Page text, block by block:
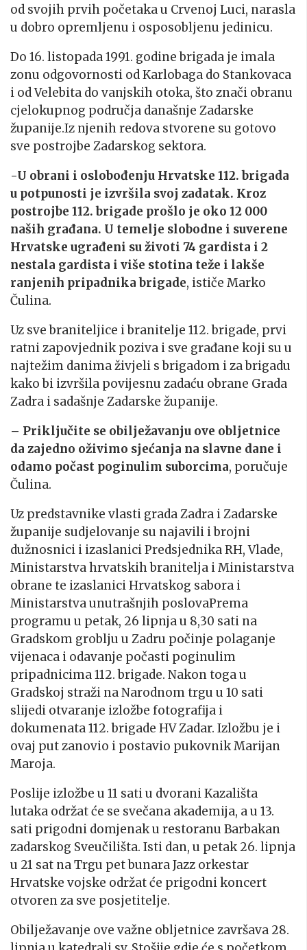
od svojih prvih početaka u Crvenoj Luci, narasla
u dobro opremljenu i osposobljenu jedinicu.
Do 16. listopada 1991. godine brigada je imala
zonu odgovornosti od Karlobaga do Stankovaca
i od Velebita do vanjskih otoka, što znači obranu
cjelokupnog područja današnje Zadarske
županije.Iz njenih redova stvorene su gotovo
sve postrojbe Zadarskog sektora.
-U obrani i oslobođenju Hrvatske 112. brigada
u potpunosti je izvršila svoj zadatak. Kroz
postrojbe 112. brigade prošlo je oko 12 000
naših građana. U temelje slobodne i suverene
Hrvatske ugrađeni su životi 74 gardista i 2
nestala gardista i više stotina teže i lakše
ranjenih pripadnika brigade, ističe Marko
Čulina.
Uz sve braniteljice i branitelje 112. brigade, prvi
ratni zapovjednik poziva i sve građane koji su u
najtežim danima živjeli s brigadom i za brigadu
kako bi izvršila povijesnu zadaću obrane Grada
Zadra i sadašnje Zadarske županije.
– Priključite se obilježavanju ove obljetnice
da zajedno oživimo sjećanja na slavne dane i
odamo počast poginulim suborcima, poručuje
Čulina.
Uz predstavnike vlasti grada Zadra i Zadarske
županije sudjelovanje su najavili i brojni
dužnosnici i izaslanici Predsjednika RH, Vlade,
Ministarstva hrvatskih branitelja i Ministarstva
obrane te izaslanici Hrvatskog sabora i
Ministarstva unutrašnjih poslovaPrema
programu u petak, 26 lipnja u 8,30 sati na
Gradskom groblju u Zadru počinje polaganje
vijenaca i odavanje počasti poginulim
pripadnicima 112. brigade. Nakon toga u
Gradskoj straži na Narodnom trgu u 10 sati
slijedi otvaranje izložbe fotografija i
dokumenata 112. brigade HV Zadar. Izložbu je i
ovaj put zanovio i postavio pukovnik Marijan
Maroja.
Poslije izložbe u 11 sati u dvorani Kazališta
lutaka održat će se svečana akademija, a u 13.
sati prigodni domjenak u restoranu Barbakan
zadarskog Sveučilišta. Isti dan, u petak 26. lipnja
u 21 sat na Trgu pet bunara Jazz orkestar
Hrvatske vojske održat će prigodni koncert
otvoren za sve posjetitelje.
Obilježavanje ove važne obljetnice završava 28.